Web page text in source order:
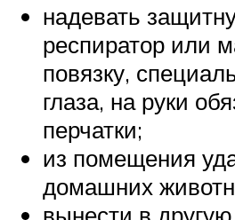
надевать
респиратор или
повязку,
глаза, на руки
перчатки;
из помещения
домашних